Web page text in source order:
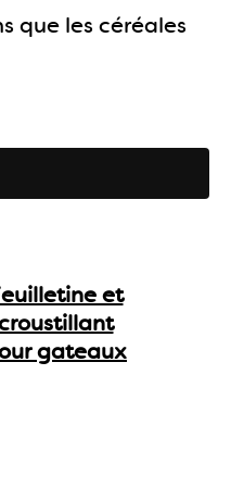
que les céréales
et
gateaux